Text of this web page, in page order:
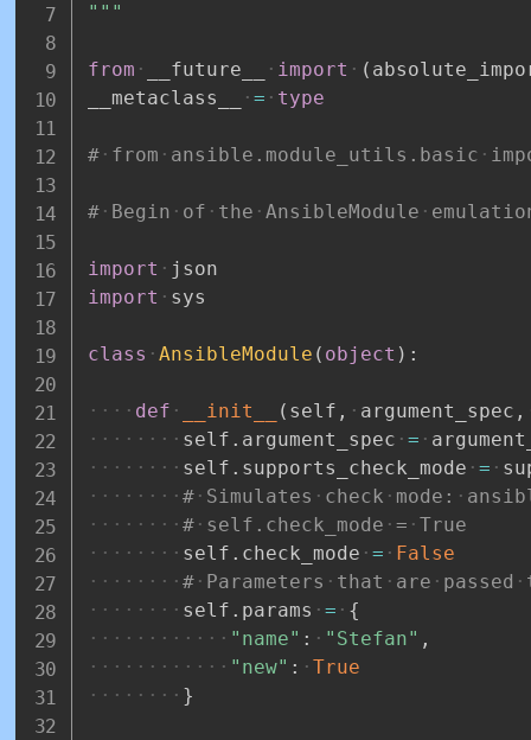
"""
from __future__ import (
__metaclass__
= type
# from ansible.module_utils.basic
# Begin of the AnsibleModule
import
json
import
sys
class AnsibleModule ( object ) :
def __init__ ( self , argument_spec ,
self . argument_spec =
self . supports_check_mode =
# Simulates check mode:
# self.check_mode = True
self . check_mode =
False
# Parameters that are passed
self . params =
{
"name" : "Stefan" ,
"new" :
True
}